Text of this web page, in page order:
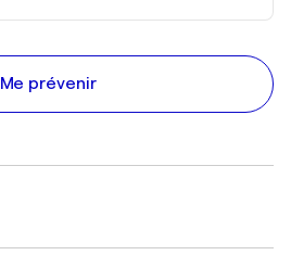
Me prévenir